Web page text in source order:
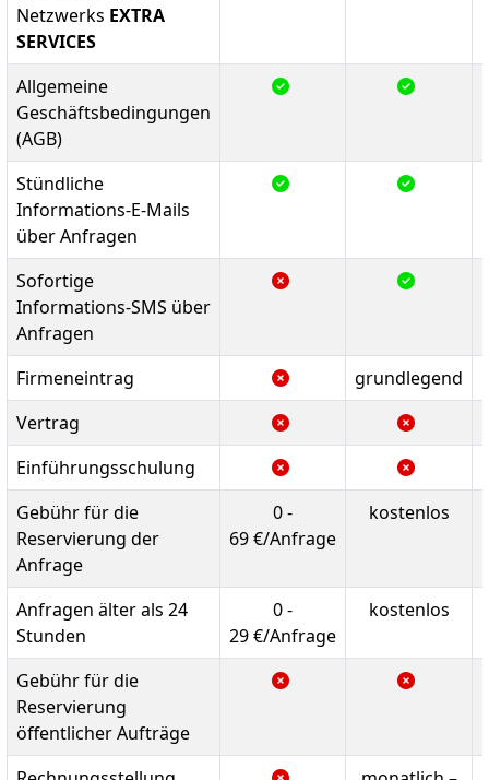
Netzwerks EXTRA
SERVICES
Allgemeine
Geschäftsbedingungen
(AGB)
Stündliche
Informations-E-Mails
über Anfragen
Sofortige
Informations-SMS über
Anfragen
Firmeneintrag
grundlegend
Vertrag
Einführungsschulung
Gebühr für die
Reservierung der
Anfrage
0 -
69 €/Anfrage
kostenlos
Anfragen älter als 24
Stunden
0 -
29 €/Anfrage
kostenlos
Gebühr für die
Reservierung
öffentlicher Aufträge